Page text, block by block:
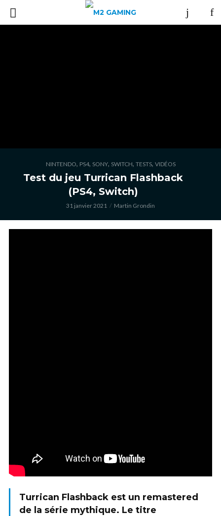
NINTENDO, PS4, SONY, SWITCH, TESTS, VIDÉOS
Test du jeu Turrican Flashback
(PS4, Switch)
31 janvier 2021 Martin Grondin
Turrican Flashback est un remastered
de la série mythique. Le titre